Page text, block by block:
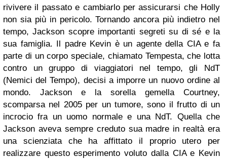
rivivere il passato e cambiarlo per assicurarsi che Holly
non sia più in pericolo. Tornando ancora più indietro nel
tempo, Jackson scopre importanti segreti su di sé e la
sua famiglia. Il padre Kevin è un agente della CIA e fa
parte di un corpo speciale, chiamato Tempesta, che lotta
contro un gruppo di viaggiatori nel tempo, gli NdT
(Nemici del Tempo), decisi a imporre un nuovo ordine al
mondo. Jackson e la sorella gemella Courtney,
scomparsa nel 2005 per un tumore, sono il frutto di un
incrocio fra un uomo normale e una NdT. Quella che
Jackson aveva sempre creduto sua madre in realtà era
una scienziata che ha affittato il proprio utero per
realizzare questo esperimento voluto dalla CIA e Kevin